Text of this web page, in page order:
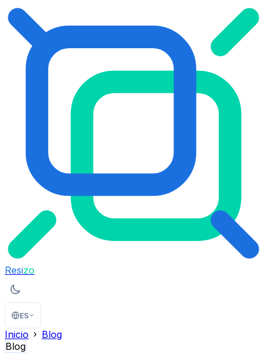
Resizo
ES
Inicio
Blog
Blog